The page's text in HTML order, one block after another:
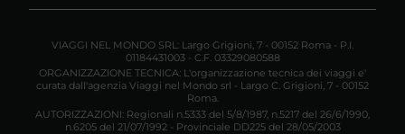
VIAGGI NEL MONDO SRL: Largo Grigioni, 7 - 00152 Roma - P.I.
01184431003 - C.F. 03329080588
ORGANIZZAZIONE TECNICA: L'organizzazione tecnica dei viaggi e'
curata dall'agenzia Viaggi nel Mondo srl - Largo C. Grigioni, 7 - 00152
Roma.
AUTORIZZAZIONI: Regionali n.5333 del 5/8/1987, n.5217 del 26/6/1990,
n.6205 del 21/07/1992 - Provinciale DD225 del 28/05/2003